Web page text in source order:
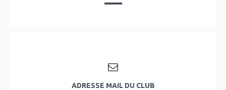
ADRESSE MAIL DU CLUB